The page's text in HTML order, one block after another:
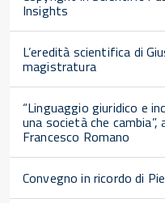
Insights
L’eredità scientifica di
magistratura
“Linguaggio giuridico e
una società che
Francesco Romano
Convegno in ricordo di